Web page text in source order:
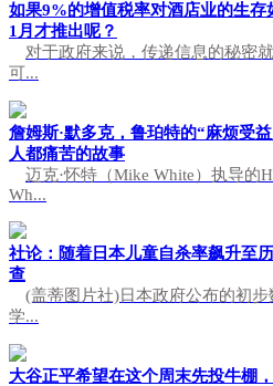
如果9%的增值税率对酒店业的生
1月才推出呢？
对于政府来说，传递信息的秘密
可...
詹姆斯·默多克，鲁珀特的“麻烦受
人都痛苦的故事
迈克·怀特（Mike White）执导的
Wh...
社论：随着日本儿童自杀率飙升至
查
(盖蒂图片社)日本政府公布的初
学...
大谷正平希望在这个周末先投牛棚